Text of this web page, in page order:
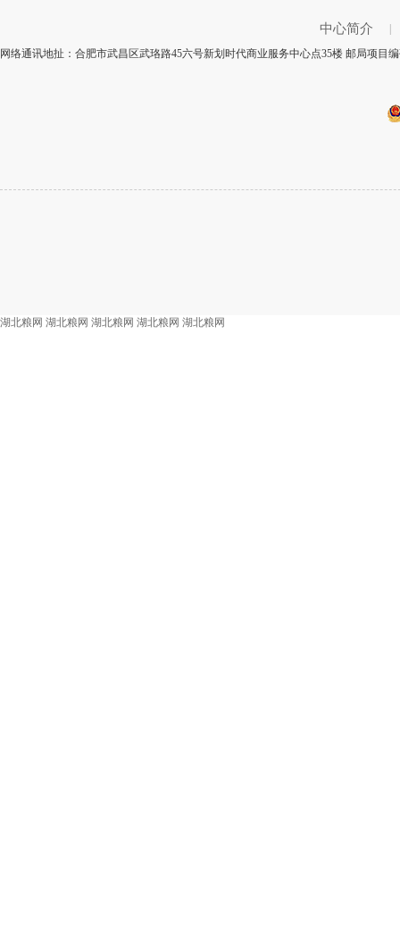
中心简介
网络通讯地扯：合肥市武昌区武珞路45六号新划时代商业服务中心点35楼 邮局项目
湖北粮网 湖北粮网 湖北粮网 湖北粮网 湖北粮网